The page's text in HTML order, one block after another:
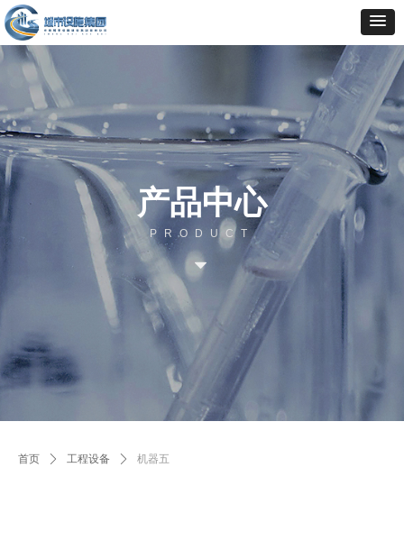
首页 ꄲ 工程设备 ꄲ 机器五
产品中心
뀓
PRODUCT